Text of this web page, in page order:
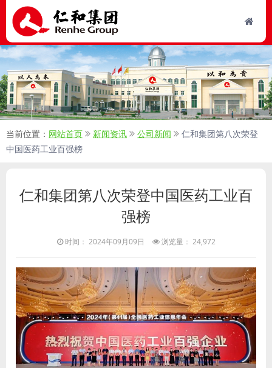
当前位置： 网站首页 新闻资讯 公司新闻
仁和集团第八次荣登
中国医药工业百强榜
仁和集团第八次荣登中国医药工业百
强榜
时间： 2024年09月09日 浏览量： 24,972